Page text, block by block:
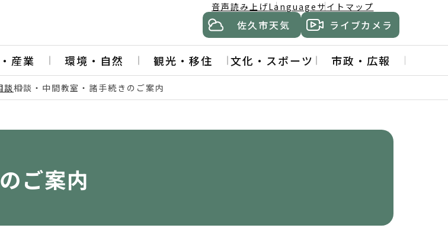
音声読み上げLanguage サイトマップ
佐久市天気 ライブカメラ
産業 環境・自然 観光・移住 文化・スポーツ 市政・広報
談相談・中間教室・諸手続きのご案内
ご案内